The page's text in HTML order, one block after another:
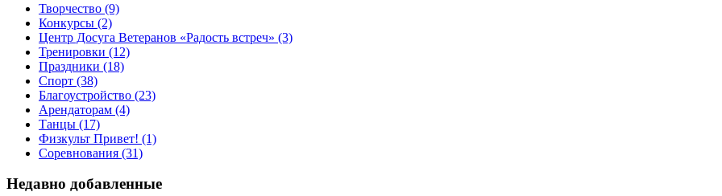
Творчество (9)
Конкурсы (2)
Центр Досуга Ветеранов «Радость встреч» (3)
Тренировки (12)
Праздники (18)
Спорт (38)
Благоустройство (23)
Арендаторам (4)
Танцы (17)
Физкульт Привет! (1)
Соревнования (31)
Недавно добавленные